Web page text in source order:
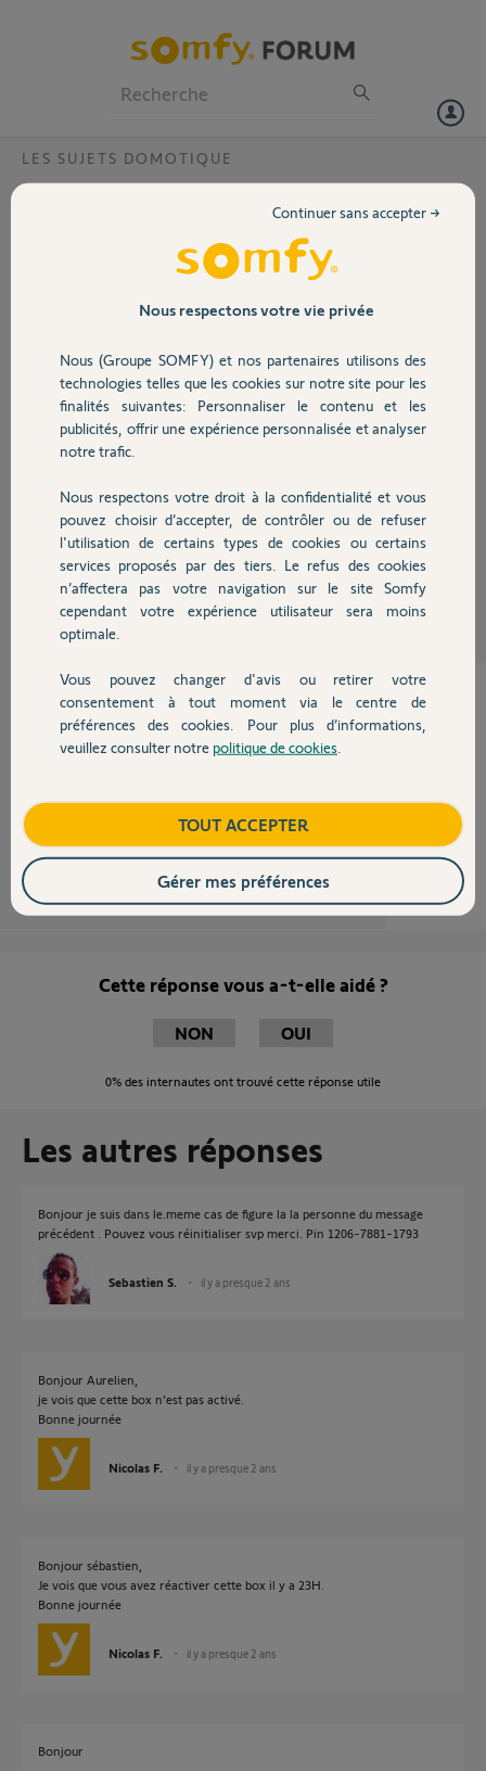
Volet
Sécurité
Domotique
Chauffage
Autres produits
Devis avec un pro
Contact
LES SUJETS DOMOTIQUE
Activation Tahoma achetée
Bonjour,
Je viens d'acheter une Tahoma V2
d'occasion et je voulais l'activer mais je ne
J'ai vu qu'en passant par ici, on pourrait me
débloquer de cette situation et ainsi faire
une nouvelle configuration.
Merci d'avance,
Aurélien R.
il y a presque 2 ans
Participer au fil de discussion
Bonjour,
Je suis également dans le même cas que ces utilisateurs.
François C. il y a presque 2 ans
Cette réponse vous a-t-elle aidé ?
NON OUI
0% des internautes ont trouvé cette réponse utile
Les autres réponses
Bonjour je suis dans le.meme cas de figure la la personne du message
précédent . Pouvez vous réinitialiser svp merci. Pin 1206-7881-1793
Sebastien S. il y a presque 2 ans
Bonjour Aurelien,
je vois que cette box n'est pas activé.
Bonne journée
Nicolas F. il y a presque 2 ans
Bonjour sébastien,
Je vois que vous avez réactiver cette box il y a 23H.
Bonne journée
Nicolas F. il y a presque 2 ans
Bonjour
Nous respectons votre vie privée
Nous (Groupe SOMFY) et nos partenaires utilisons des
technologies telles que les cookies sur notre site pour les
finalités suivantes: Personnaliser le contenu et les
publicités, offrir une expérience personnalisée et analyser
notre trafic.
Nous respectons votre droit à la confidentialité et vous
pouvez choisir d’accepter, de contrôler ou de refuser
l'utilisation de certains types de cookies ou certains
services proposés par des tiers. Le refus des cookies
n’affectera pas votre navigation sur le site Somfy
cependant votre expérience utilisateur sera moins
optimale.
Vous pouvez changer d'avis ou retirer votre
consentement à tout moment via le centre de
préférences des cookies. Pour plus d’informations,
veuillez consulter notre politique de cookies
Continuer sans accepter →
TOUT ACCEPTER
Gérer mes préférences